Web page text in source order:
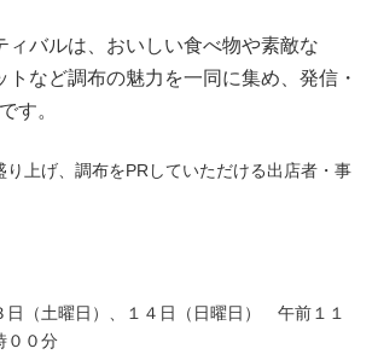
ィバルは、おいしい食べ物や素敵な
トなど調布の魅力を一同に集め、発信・
す。
り上げ、調布をPRしていただける出店者・事
日（土曜日）、１４日（日曜日） 午前１１
００分